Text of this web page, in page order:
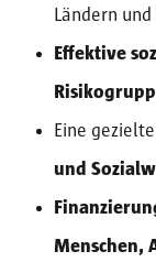
Ländern
Effektive
Eine gezielte
und
Menschen,